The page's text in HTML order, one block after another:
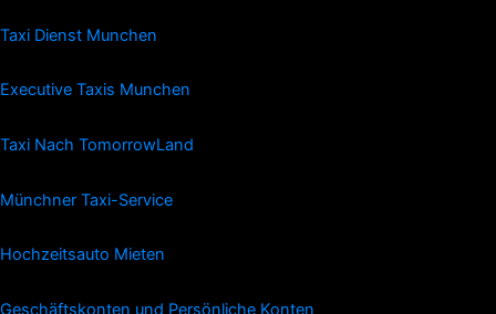
Taxi Dienst Munchen
Executive Taxis Munchen
Taxi Nach TomorrowLand
Münchner Taxi-Service
Hochzeitsauto Mieten
Geschäftskonten und Persönliche Konten